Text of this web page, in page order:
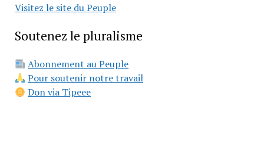
Visitez le site du Peuple
Soutenez le pluralisme
Abonnement au Peuple
Pour soutenir notre travail
Don via Tipeee